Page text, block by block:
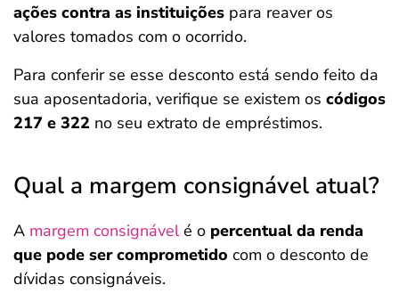
ações contra as instituições para reaver os
valores tomados com o ocorrido.
Para conferir se esse desconto está sendo feito da
sua aposentadoria, verifique se existem os códigos
217 e 322 no seu extrato de empréstimos.
Qual a margem consignável atual?
A margem consignávelé o percentual da renda
que pode ser comprometido com o desconto de
dívidas consignáveis.